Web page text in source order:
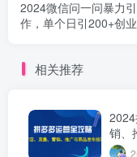
2024微信问一问暴力
作，单个日引200+创
相关推荐
销、